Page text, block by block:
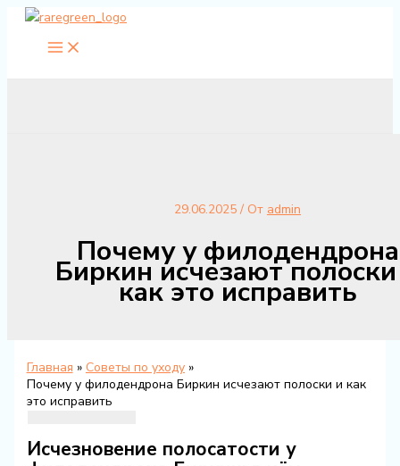
Перейти
содержимому
29.06.2025 / От admin
Почему у филодендрона
Биркин исчезают
как это исправить
Главная
Советы по уходу
Почему у филодендрона Биркин исчезают полоски и как
это исправить
Исчезновение полосатости у